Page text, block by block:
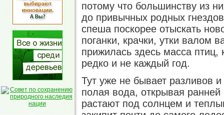
потому что большинству из
до привычных родных
спеша поскорее отыскать
поганки, крачки, утки валом
прижилась здесь масса
редко и не каждый год.
Тут уже не бывает разливов
полая вода, открывая
растают под солнцем и